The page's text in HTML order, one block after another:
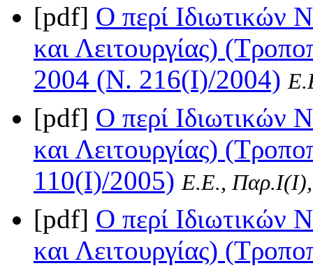
[pdf] Ο περί Ιδιωτικών
και Λειτουργίας)
2004 (Ν. 216(I)/2004)
[pdf] Ο περί Ιδιωτικών
και Λειτουργίας)
110(I)/2005) Ε.Ε.,
[pdf] Ο περί Ιδιωτικών
και Λειτουργίας)